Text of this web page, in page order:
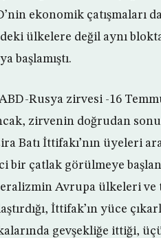
ekonomik çatışmaları
ülkelere değil aynı
başlamıştı.
ABD-Rusya zirvesi -16
zirvenin doğrudan
Batı İttifakı’nın üyeleri
bir çatlak görülmeye
Avrupa ülkeleri ve
İttifak’ın yüce
gevşekliğe ittiği,